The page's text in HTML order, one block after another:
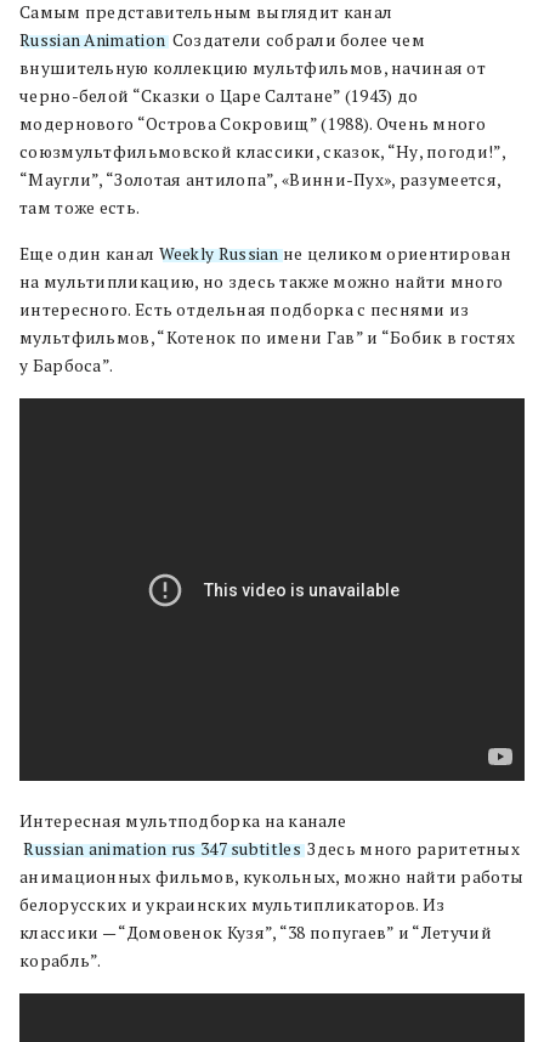
Самым представительным выглядит канал
Russian Animation. Создатели собрали более чем
внушительную коллекцию мультфильмов, начиная от
черно-белой “Сказки о Царе Салтане” (1943) до
модернового “Острова Сокровищ” (1988). Очень много
союзмультфильмовской классики, сказок, “Ну, погоди!”,
“Маугли”, “Золотая антилопа”, «Винни-Пух», разумеется,
там тоже есть.
Еще один канал Weekly Russianне целиком ориентирован
на мультипликацию, но здесь также можно найти много
интересного. Есть отдельная подборка с песнями из
мультфильмов, “Котенок по имени Гав” и “Бобик в гостях
у Барбоса”.
Интересная мультподборка на канале
Russian animation rus 347 subtitles. Здесь много раритетных
анимационных фильмов, кукольных, можно найти работы
белорусских и украинских мультипликаторов. Из
классики — “Домовенок Кузя”, “38 попугаев” и “Летучий
корабль”.